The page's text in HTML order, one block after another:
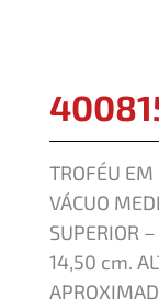
TROFÉU
VÁCUO
SUPERIOR
14,50 cm.